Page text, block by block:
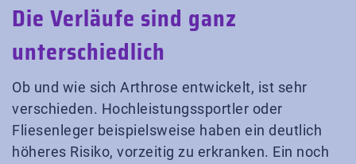
Die Verläufe sind ganz
unterschiedlich
Ob und wie sich Arthrose entwickelt, ist sehr
verschieden. Hochleistungssportler oder
Fliesenleger beispielsweise haben ein deutlich
höheres Risiko, vorzeitig zu erkranken. Ein noch